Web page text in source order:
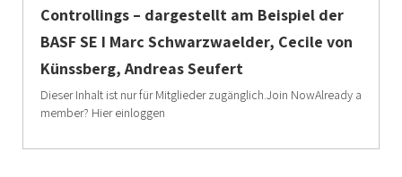
Controllings – dargestellt am Beispiel der
BASF SE I Marc Schwarzwaelder, Cecile von
Künssberg, Andreas Seufert
Dieser Inhalt ist nur für Mitglieder zugänglich.Join NowAlready a
member? Hier einloggen